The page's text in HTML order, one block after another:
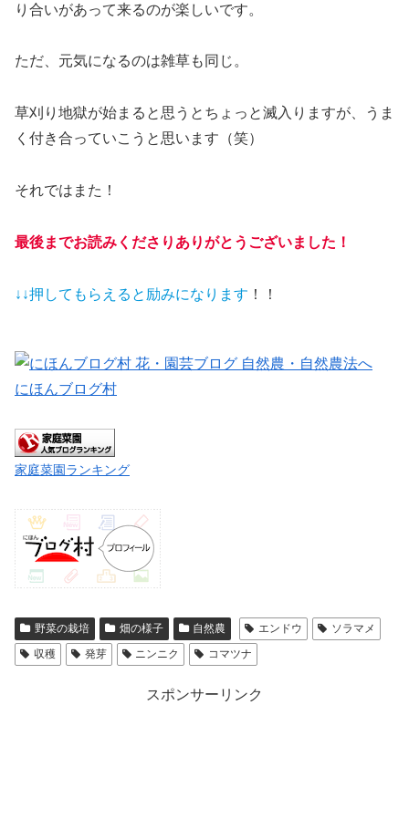
り合いがあって来るのが楽しいです。
ただ、元気になるのは雑草も同じ。
草刈り地獄が始まると思うとちょっと滅入りますが、うま
く付き合っていこうと思います（笑）
それではまた！
最後までお読みくださりありがとうございました！
↓↓押してもらえると 励みになります ！！
にほんブログ村
家庭菜園ランキング
野菜の栽培 畑の様子 自然農 エンドウ
ソラマメ
収穫
発芽 ニンニク コマツナ
スポンサーリンク